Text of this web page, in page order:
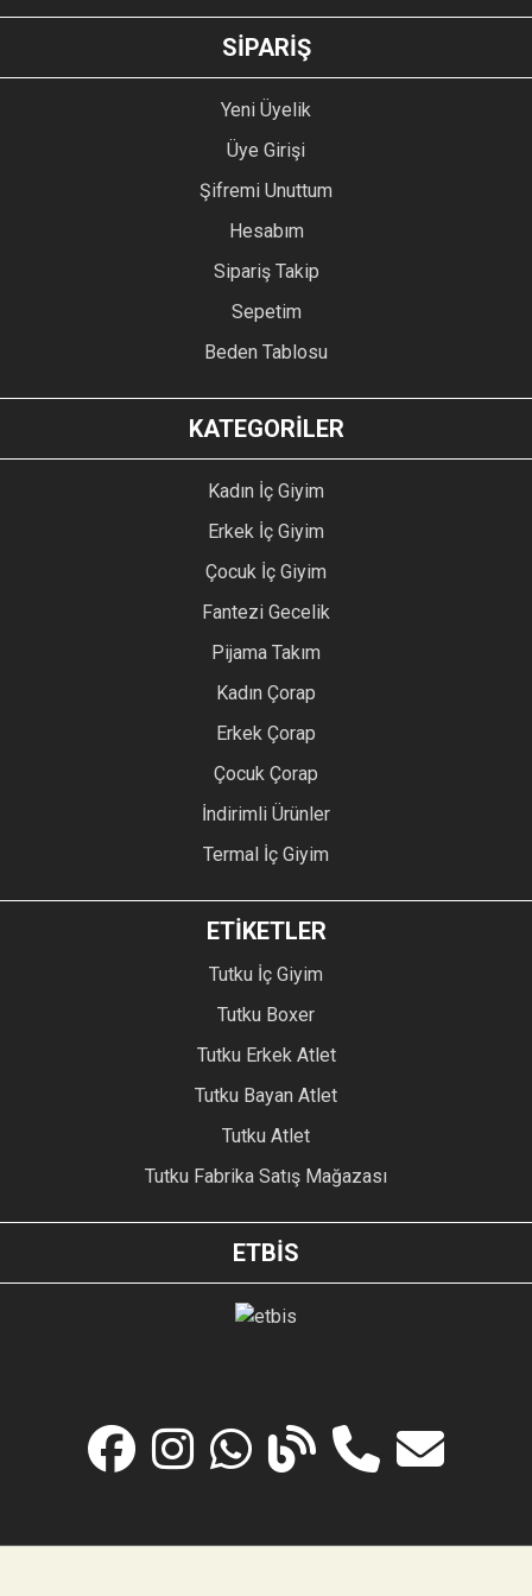
GÖNDER
SİPARİŞ
Yeni Üyelik
Üye Girişi
Şifremi Unuttum
Hesabım
Sipariş Takip
Sepetim
Beden Tablosu
KATEGORİLER
Kadın İç Giyim
Erkek İç Giyim
Çocuk İç Giyim
Fantezi Gecelik
Pijama Takım
Kadın Çorap
Erkek Çorap
Çocuk Çorap
İndirimli Ürünler
Termal İç Giyim
ETİKETLER
Tutku İç Giyim
Tutku Boxer
Tutku Erkek Atlet
Tutku Bayan Atlet
Tutku Atlet
Tutku Fabrika Satış Mağazası
ETBİS